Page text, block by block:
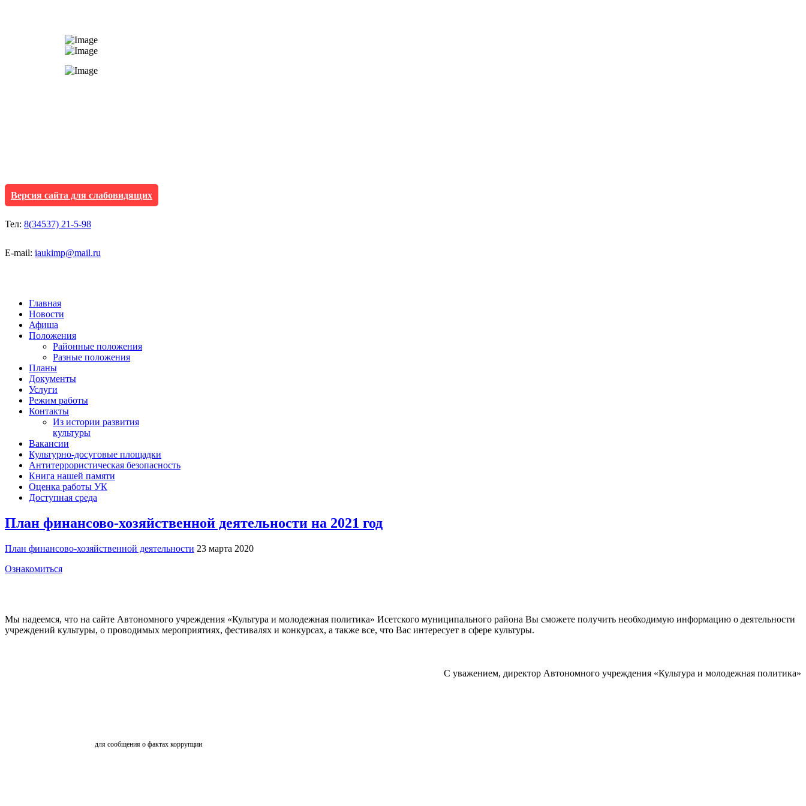
Версия сайта для слабовидящих
Тел: 8(34537) 21-5-98
E-mail: iaukimp@mail.ru
Главная
Новости
Афиша
Положения
Районные положения
Разные положения
Планы
Документы
Услуги
Режим работы
Контакты
Из истории развития
культуры
Вакансии
Культурно-досуговые площадки
Антитеррористическая безопасность
Книга нашей памяти
Оценка работы УК
Доступная среда
План финансово-хозяйственной деятельности на 2021 год
План финансово-хозяйственной деятельности 23 марта 2020
Ознакомиться
Мы надеемся, что на сайте Автономного учреждения «Культура и молодежная политика» Исетского муниципального района Вы сможете получить необходимую информацию о деятельности
учреждений культуры, о проводимых мероприятиях, фестивалях и конкурсах, а также все, что Вас интересует в сфере культуры.
С уважением, директор Автономного учреждения «Культура и молодежная политика»
для сообщения о фактах коррупции